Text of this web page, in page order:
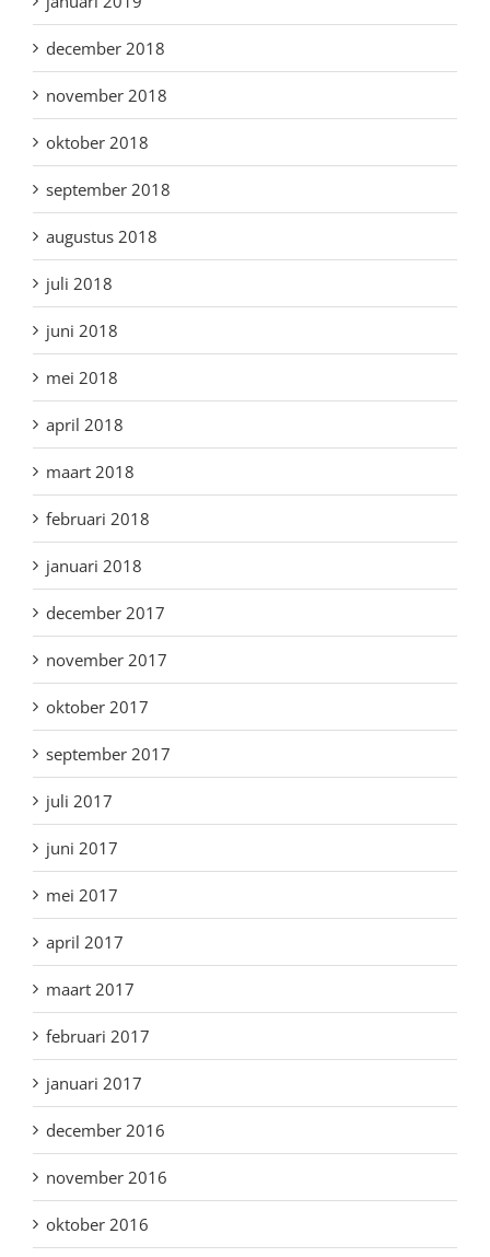
december 2018
november 2018
oktober 2018
september 2018
augustus 2018
juli 2018
juni 2018
mei 2018
april 2018
maart 2018
februari 2018
januari 2018
december 2017
november 2017
oktober 2017
september 2017
juli 2017
juni 2017
mei 2017
april 2017
maart 2017
februari 2017
januari 2017
december 2016
november 2016
oktober 2016